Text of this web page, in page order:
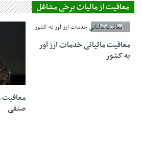
معافیت از مالیات برخی مشاغل
23 مهر 1402
معافیت مالیاتی خدمات ارز آور
به کشور
صنفی